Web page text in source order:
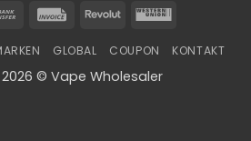
Bank
Invoice RevolutWestern
GLOBAL COUPON KONTAKT
© Vape Wholesaler